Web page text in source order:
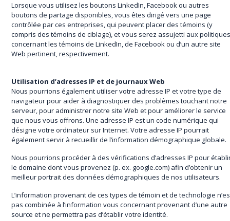
Lorsque vous utilisez les boutons LinkedIn, Facebook ou autres
boutons de partage disponibles, vous êtes dirigé vers une page
contrôlée par ces entreprises, qui peuvent placer des témoins (y
compris des témoins de ciblage), et vous serez assujetti aux
concernant les témoins de LinkedIn, de Facebook ou d’un autre site
Web pertinent, respectivement.
Utilisation d’adresses IP et de journaux Web
Nous pourrions également utiliser votre adresse IP et votre type de
navigateur pour aider à diagnostiquer des problèmes touchant notre
serveur, pour administrer notre site Web et pour améliorer le service
que nous vous offrons. Une adresse IP est un code numérique qui
désigne votre ordinateur sur Internet. Votre adresse IP pourrait
également servir à recueillir de l’information démographique globale.
Nous pourrions procéder à des vérifications d’adresses IP pour
le domaine dont vous provenez (p. ex. google.com) afin d’obtenir un
meilleur portrait des données démographiques de nos utilisateurs.
L’information provenant de ces types de témoin et de technologie
pas combinée à l’information vous concernant provenant d’une autre
source et ne permettra pas d’établir votre identité.